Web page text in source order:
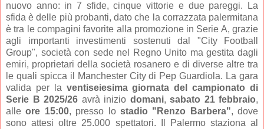
nuovo anno: in 7 sfide, cinque vittorie e due pareggi. La
sfida è delle più probanti, dato che la corrazzata palermitana
è tra le compagini favorite alla promozione in Serie A, grazie
agli importanti investimenti sostenuti dal "City Football
Group", società con sede nel Regno Unito ma gestita dagli
emiri, proprietari della società rosanero e di diverse altre tra
le quali spicca il Manchester City di Pep Guardiola. La gara
valida per la ventiseiesima giornata del campionato di
Serie B 2025/26 avrà inizio domani, sabato 21 febbraio,
alleore 15:00, presso lo stadio "Renzo Barbera", dove
sono attesi oltre 25.000 spettatori. Il Palermo staziona al